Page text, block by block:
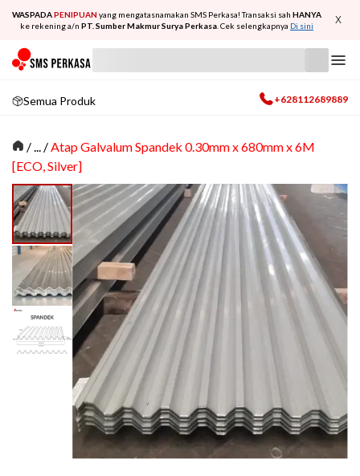
WASPADAPENIPUAN yang mengatasnamakan SMS Perkasa! Transaksi sah HANYA
ke rekening a/n PT. Sumber Makmur Surya Perkasa . Cek selengkapnya Di sini X
Semua Produk +628112689889
/... /Atap Galvalum Spandek 0.30mm x 680mm x 6M
[ECO, Silver]